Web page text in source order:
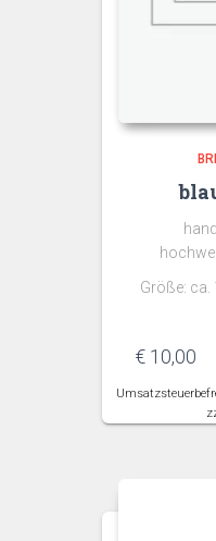
Größe: ca.
€ 10,00